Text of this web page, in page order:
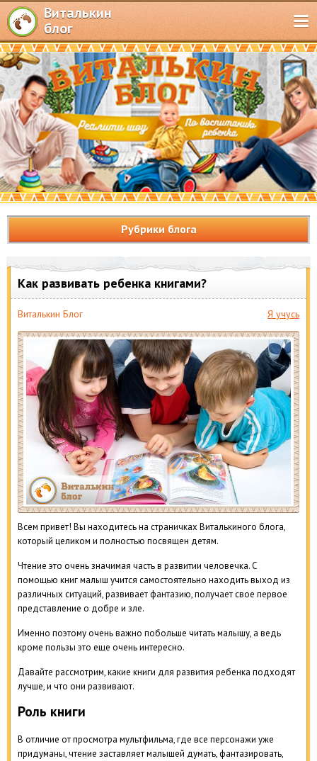
Виталькин
блог
Рубрики блога
Как развивать ребенка книгами?
Виталькин Блог Я учусь
Всем привет! Вы находитесь на страничках Виталькиного блога,
который целиком и полностью посвящен детям.
Чтение это очень значимая часть в развитии человечка. С
помощью книг малыш учится самостоятельно находить выход из
различных ситуаций, развивает фантазию, получает свое первое
представление о добре и зле.
Именно поэтому очень важно побольше читать малышу, а ведь
кроме пользы это еще очень интересно.
Давайте рассмотрим, какие книги для развития ребенка подходят
лучше, и что они развивают.
Роль книги
В отличие от просмотра мультфильма, где все персонажи уже
придуманы, чтение заставляет малышей думать, фантазировать,